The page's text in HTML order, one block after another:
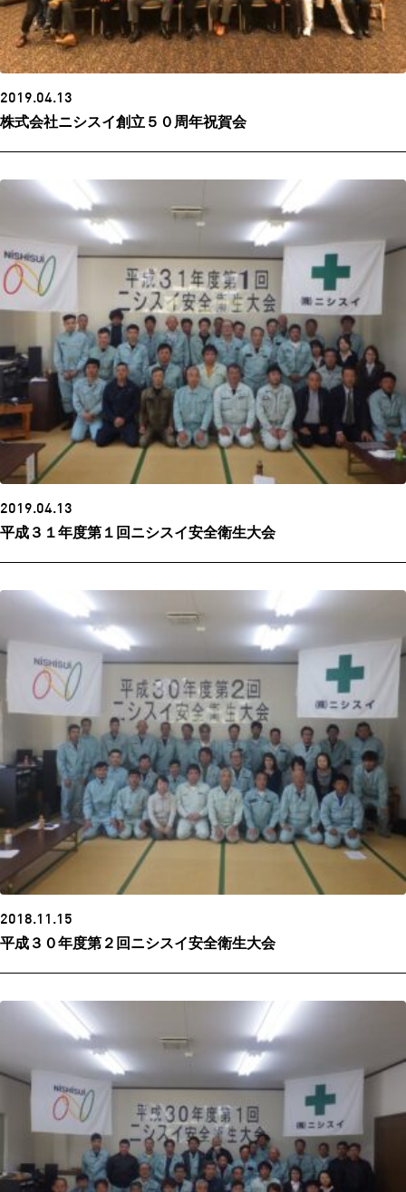
2019.04.13
株式会社ニシスイ創立５０周年祝賀会
2019.04.13
平成３１年度第１回ニシスイ安全衛生大会
2018.11.15
平成３０年度第２回ニシスイ安全衛生大会